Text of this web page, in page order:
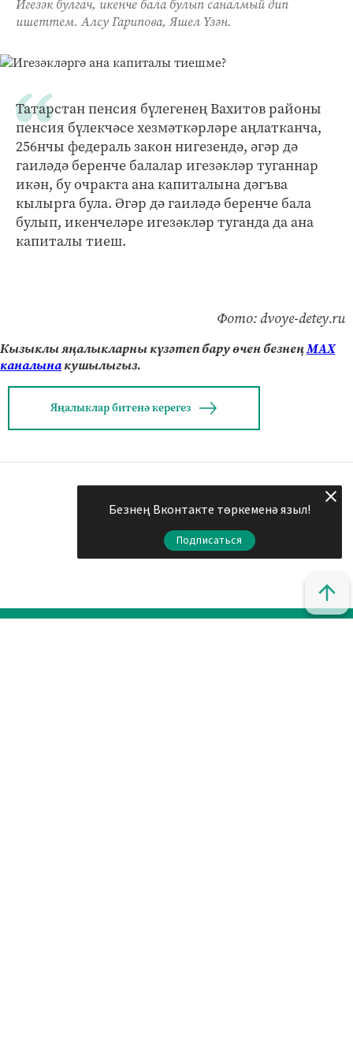
Игезәк булгач, икенче бала булып саналмый дип
ишеттем. Алсу Гарипова, Яшел Үзән.
Татарстан пенсия бүлегенең Вахитов районы
пенсия бүлекчәсе хезмәткәрләре аңлатканча,
256нчы федераль закон нигезендә, әгәр дә
гаиләдә беренче балалар игезәкләр туганнар
икән, бу очракта ана капиталына дәгъва
кылырга була. Әгәр дә гаиләдә беренче бала
булып, икенчеләре игезәкләр туганда да ана
капиталы тиеш.
Фото: dvoye-detey.ru
Кызыклы яңалыкларны күзәтеп бару өчен безнеңМАХ
каналынакушылыгыз.
Яңалыклар битенә керегез
Безнең Вконтакте төркеменә языл!
Подписаться